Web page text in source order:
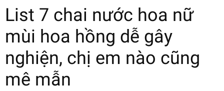
List 7 chai nước hoa nữ
mùi hoa hồng dễ gây
nghiện, chị em nào cũng
mê mẫn